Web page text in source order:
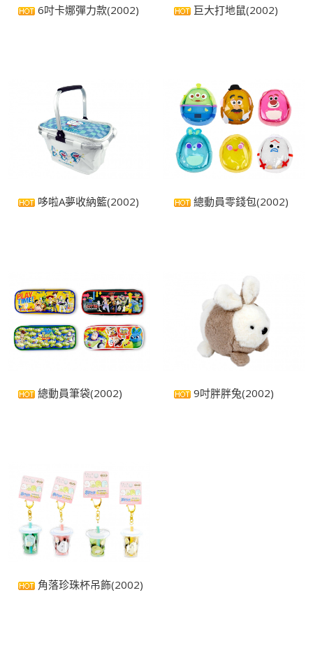
6吋卡娜彈力款(2002) 巨大打地鼠(2002)
哆啦A夢收納籃(2002) 總動員零錢包(2002)
總動員筆袋(2002) 9吋胖胖兔(2002)
角落珍珠杯吊飾(2002)